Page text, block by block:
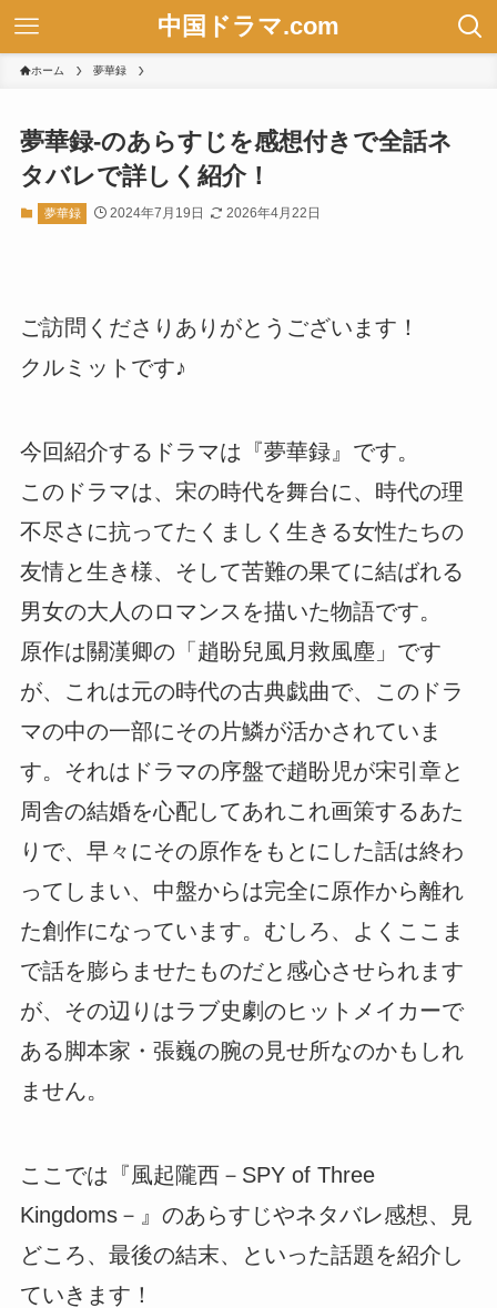
中国ドラマ.com
ホーム 夢華録
夢華録-のあらすじを感想付きで全話ネ
タバレで詳しく紹介！
夢華録 2024年7月19日 2026年4月22日
ご訪問くださりありがとうございます！
クルミットです♪
今回紹介するドラマは『夢華録』です。
このドラマは、宋の時代を舞台に、時代の理
不尽さに抗ってたくましく生きる女性たちの
友情と生き様、そして苦難の果てに結ばれる
男女の大人のロマンスを描いた物語です。
原作は關漢卿の「趙盼兒風月救風塵」です
が、これは元の時代の古典戯曲で、このドラ
マの中の一部にその片鱗が活かされていま
す。それはドラマの序盤で趙盼児が宋引章と
周舎の結婚を心配してあれこれ画策するあた
りで、早々にその原作をもとにした話は終わ
ってしまい、中盤からは完全に原作から離れ
た創作になっています。むしろ、よくここま
で話を膨らませたものだと感心させられます
が、その辺りはラブ史劇のヒットメイカーで
ある脚本家・張巍の腕の見せ所なのかもしれ
ません。
ここでは『風起隴西－SPY of Three
Kingdoms－』のあらすじやネタバレ感想、見
どころ、最後の結末、といった話題を紹介し
ていきます！